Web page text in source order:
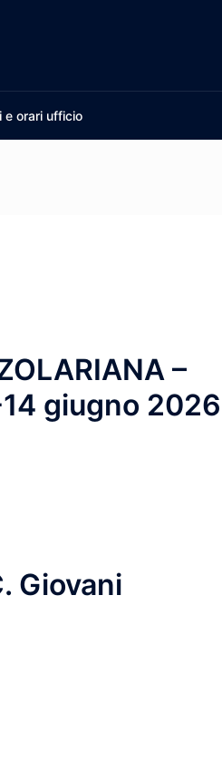
e orari ufficio
–
giugno 2026
Giovani